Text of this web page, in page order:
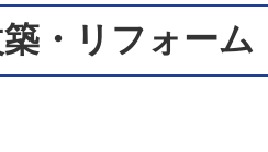
・リフォーム